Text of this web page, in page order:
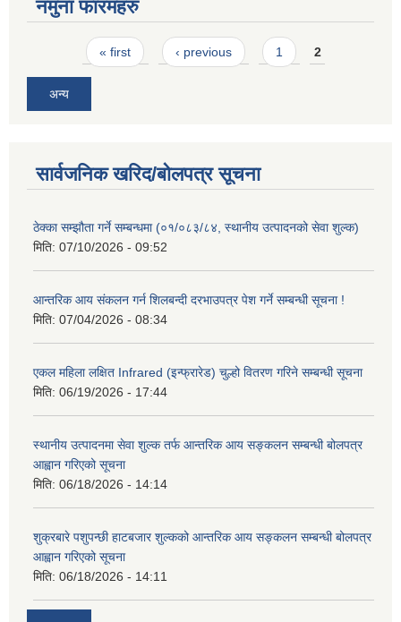
नमुना फारमहरु
Pages« first ‹ previous 1 2
अन्य
सार्वजनिक खरिद/बोलपत्र सूचना
ठेक्का सम्झौता गर्ने सम्बन्धमा (०१/०८३/८४, स्थानीय उत्पादनको सेवा शुल्क)
मिति: 07/10/2026 - 09:52
आन्तरिक आय संकलन गर्न शिलबन्दी दरभाउपत्र पेश गर्ने सम्बन्धी सूचना !
मिति: 07/04/2026 - 08:34
एकल महिला लक्षित Infrared (इन्फ्रारेड) चुल्हो वितरण गरिने सम्बन्धी सूचना
मिति: 06/19/2026 - 17:44
स्थानीय उत्पादनमा सेवा शुल्क तर्फ आन्तरिक आय सङ्कलन सम्बन्धी बोलपत्र
आह्वान गरिएको सूचना
मिति: 06/18/2026 - 14:14
शुक्रबारे पशुपन्छी हाटबजार शुल्कको आन्तरिक आय सङ्कलन सम्बन्धी बोलपत्र
आह्वान गरिएको सूचना
मिति: 06/18/2026 - 14:11